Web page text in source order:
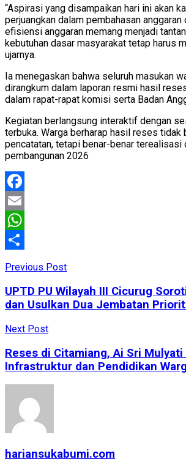
“Aspirasi yang disampaikan hari ini akan
perjuangkan dalam pembahasan anggaran
efisiensi anggaran memang menjadi
kebutuhan dasar masyarakat tetap harus
ujarnya.
Ia menegaskan bahwa seluruh masukan
dirangkum dalam laporan resmi hasil
dalam rapat-rapat komisi serta Badan
Kegiatan berlangsung interaktif dengan
terbuka. Warga berharap hasil reses tidak
pencatatan, tetapi benar-benar terealisasi
pembangunan 2026
Facebook
Email
WhatsApp
Previous Post
UPTD PU Wilayah III Cicurug
dan Usulkan Dua Jembatan
Next Post
Reses di Citamiang, Ai Sri
Infrastruktur dan Pendidikan
hariansukabumi.com